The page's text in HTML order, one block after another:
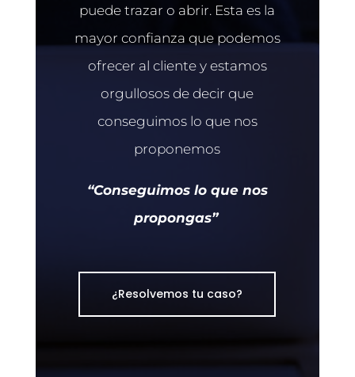
puede trazar o abrir. Esta es la
mayor confianza que podemos
ofrecer al cliente y estamos
orgullosos de decir que
conseguimos lo que nos
proponemos
“Conseguimos lo que nos
propongas”
¿Resolvemos tu caso?